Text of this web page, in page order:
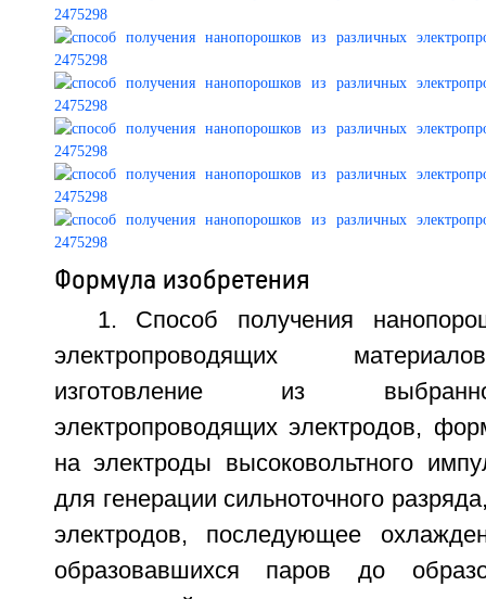
Формула изобретения
1. Способ получения
электропроводящих
изготовление из
электропроводящих электродов,
на электроды высоковольтного
для генерации сильноточного
электродов, последующее
образовавшихся паров до